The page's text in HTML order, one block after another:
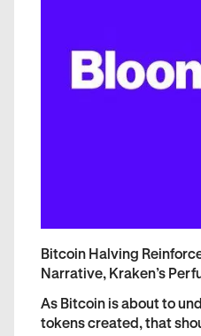
Bitcoin Halving
Narrative, Kraken’s
As Bitcoin is about to
tokens created, that